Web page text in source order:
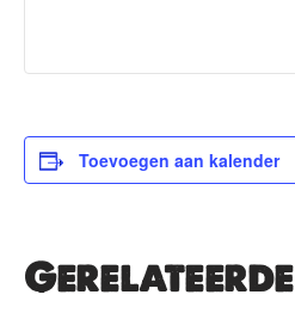
Toevoegen aan kalender
Gerelateerde